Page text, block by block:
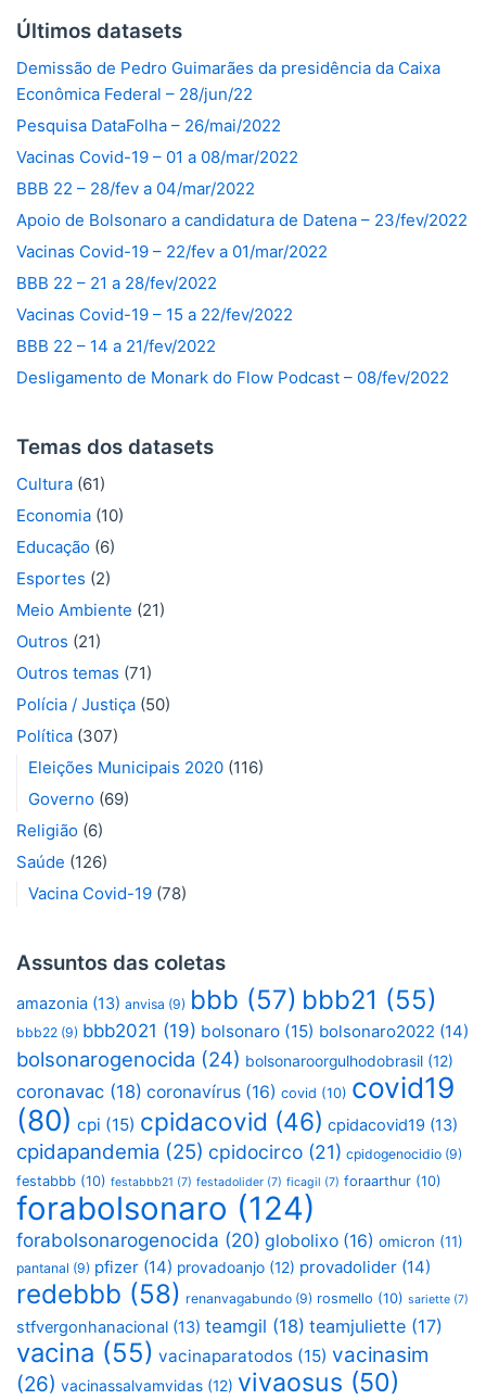
Últimos datasets
Demissão de Pedro Guimarães da presidência da Caixa
Econômica Federal – 28/jun/22
Pesquisa DataFolha – 26/mai/2022
Vacinas Covid-19 – 01 a 08/mar/2022
BBB 22 – 28/fev a 04/mar/2022
Apoio de Bolsonaro a candidatura de Datena – 23/fev/2022
Vacinas Covid-19 – 22/fev a 01/mar/2022
BBB 22 – 21 a 28/fev/2022
Vacinas Covid-19 – 15 a 22/fev/2022
BBB 22 – 14 a 21/fev/2022
Desligamento de Monark do Flow Podcast – 08/fev/2022
Temas dos datasets
Cultura (61)
Economia (10)
Educação (6)
Esportes (2)
Meio Ambiente (21)
Outros (21)
Outros temas (71)
Polícia / Justiça (50)
Política (307)
Eleições Municipais 2020 (116)
Governo (69)
Religião (6)
Saúde (126)
Vacina Covid-19 (78)
Assuntos das coletas
amazonia (13) anvisa (9) bbb (57) bbb21 (55)
bbb22 (9) bbb2021 (19) bolsonaro (15) bolsonaro2022 (14)
bolsonarogenocida (24) bolsonaroorgulhodobrasil (12)
coronavac (18) coronavírus (16) covid (10) covid19
(80) cpi (15) cpidacovid (46) cpidacovid19 (13)
cpidapandemia (25) cpidocirco (21) cpidogenocidio (9)
festabbb (10) festabbb21 (7) festadolider (7) ficagil (7) foraarthur (10)
forabolsonaro (124)
forabolsonarogenocida (20) globolixo (16) omicron (11)
pantanal (9) pfizer (14) provadoanjo (12) provadolider (14)
redebbb (58) renanvagabundo (9) rosmello (10) sariette (7)
stfvergonhanacional (13) teamgil (18) teamjuliette (17)
vacina (55) vacinaparatodos (15) vacinasim
(26) vacinassalvamvidas (12) vivaosus (50)